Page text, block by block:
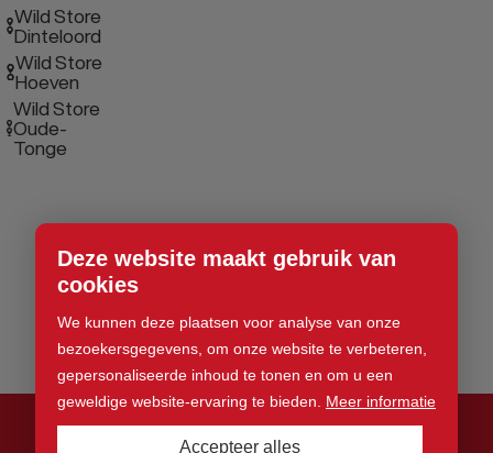
Deze website maakt gebruik van
cookies
We kunnen deze plaatsen voor analyse van onze
bezoekersgegevens, om onze website te verbeteren,
gepersonaliseerde inhoud te tonen en om u een
geweldige website-ervaring te bieden. Meer informatie
Accepteer alles
Wild Store
Dinteloord
Wild Store
Hoeven
Wild Store
Oude-
Tonge